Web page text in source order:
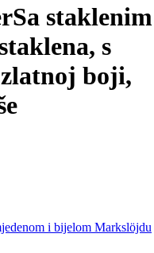
Sa staklenim
s
boji,
i bijelom Markslöjdu